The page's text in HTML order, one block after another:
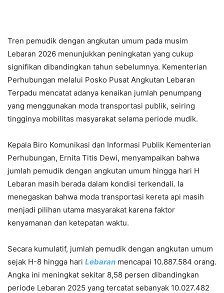
Tren pemudik dengan angkutan umum pada musim
Lebaran 2026 menunjukkan peningkatan yang cukup
signifikan dibandingkan tahun sebelumnya. Kementerian
Perhubungan melalui Posko Pusat Angkutan Lebaran
Terpadu mencatat adanya kenaikan jumlah penumpang
yang menggunakan moda transportasi publik, seiring
tingginya mobilitas masyarakat selama periode mudik.
Kepala Biro Komunikasi dan Informasi Publik Kementerian
Perhubungan, Ernita Titis Dewi, menyampaikan bahwa
jumlah pemudik dengan angkutan umum hingga hari H
Lebaran masih berada dalam kondisi terkendali. Ia
menegaskan bahwa moda transportasi kereta api masih
menjadi pilihan utama masyarakat karena faktor
kenyamanan dan ketepatan waktu.
Secara kumulatif, jumlah pemudik dengan angkutan umum
sejak H-8 hingga hari Lebaran mencapai 10.887.584 orang.
Angka ini meningkat sekitar 8,58 persen dibandingkan
periode Lebaran 2025 yang tercatat sebanyak 10.027.482